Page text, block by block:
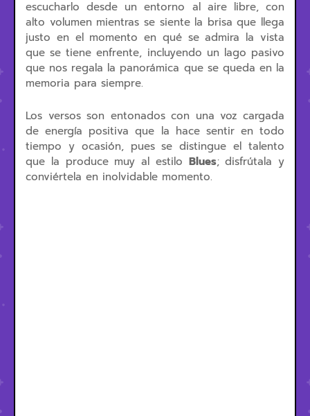
escucharlo desde un entorno al aire libre, con
alto volumen mientras se siente la brisa que llega
justo en el momento en qué se admira la vista
que se tiene enfrente, incluyendo un lago pasivo
que nos regala la panorámica que se queda en la
memoria para siempre.
Los versos son entonados con una voz cargada
de energía positiva que la hace sentir en todo
tiempo y ocasión, pues se distingue el talento
que la produce muy al estilo Blues; disfrútala y
conviértela en inolvidable momento.